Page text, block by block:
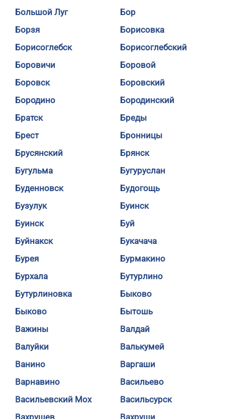
Большой Луг
Бор
Борзя
Борисовка
Борисоглебск
Борисоглебский
Боровичи
Боровой
Боровск
Боровский
Бородино
Бородинский
Братск
Бреды
Брест
Бронницы
Брусянский
Брянск
Бугульма
Бугуруслан
Буденновск
Будогощь
Бузулук
Буинск
Буинск
Буй
Буйнакск
Букачача
Бурея
Бурмакино
Бурхала
Бутурлино
Бутурлиновка
Быково
Быково
Бытошь
Важины
Валдай
Валуйки
Валькумей
Ванино
Варгаши
Варнавино
Васильево
Васильевский Мох
Васильсурск
Вахрушев
Вахруши